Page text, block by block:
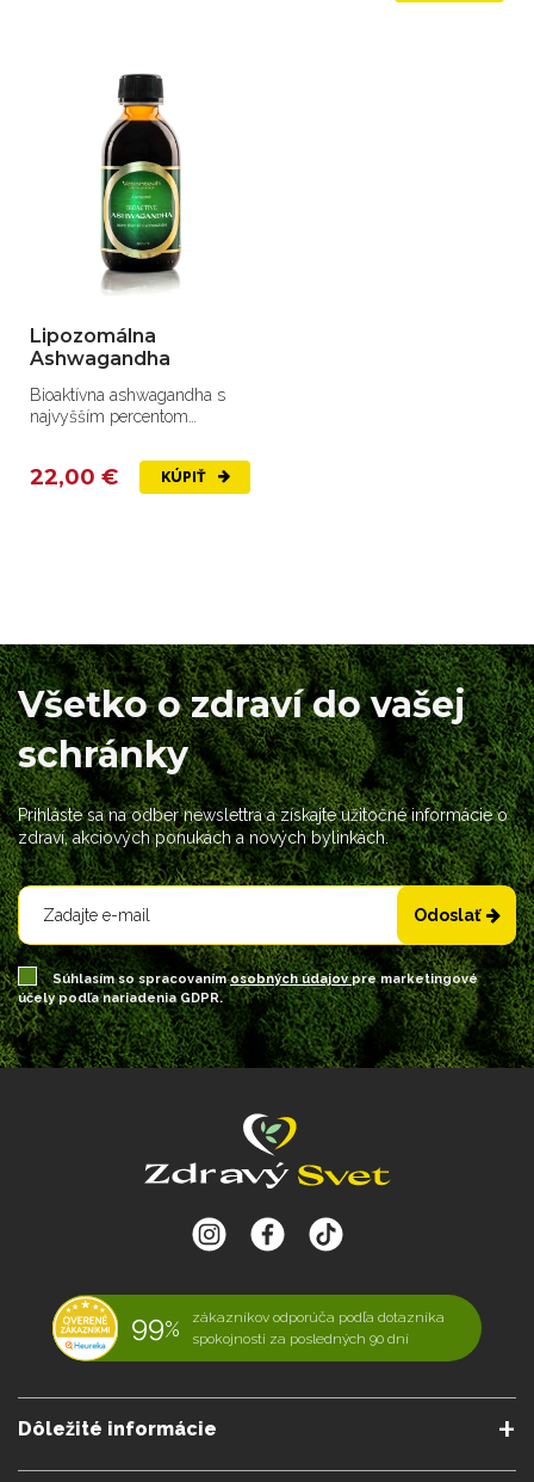
Lipozomálna
Ashwagandha
Bioaktívna ashwagandha s
najvyšším percentom
22,00 € KÚPIŤ
Všetko o zdraví do vašej
schránky
Prihláste sa na odber newslettra a získajte užitočné informácie o
zdraví, akciových ponukách a nových bylinkách.
Odoslať
Súhlasím so spracovanímosobných údajovpre marketingové
účely podľa nariadenia GDPR.
99%
zákazníkov odporúča podľa dotazníka
spokojnosti za posledných 90 dní
Dôležité informácie